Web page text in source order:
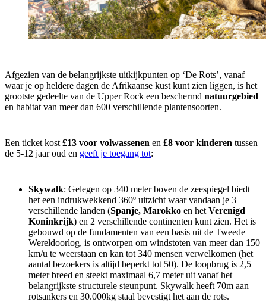
Afgezien van de belangrijkste uitkijkpunten op ‘De Rots’, vanaf
waar je op heldere dagen de Afrikaanse kust kunt zien liggen, is het
grootste gedeelte van de Upper Rock een beschermd natuurgebied
en habitat van meer dan 600 verschillende plantensoorten.
Een ticket kost £13 voor volwassenen en £8 voor kinderen tussen
de 5-12 jaar oud en geeft je toegang tot:
Skywalk: Gelegen op 340 meter boven de zeespiegel biedt
het een indrukwekkend 360º uitzicht waar vandaan je 3
verschillende landen (Spanje, Marokko en het Verenigd
Koninkrijk) en 2 verschillende continenten kunt zien. Het is
gebouwd op de fundamenten van een basis uit de Tweede
Wereldoorlog, is ontworpen om windstoten van meer dan 150
km/u te weerstaan en kan tot 340 mensen verwelkomen (het
aantal bezoekers is altijd beperkt tot 50). De loopbrug is 2,5
meter breed en steekt maximaal 6,7 meter uit vanaf het
belangrijkste structurele steunpunt. Skywalk heeft 70m aan
rotsankers en 30.000kg staal bevestigt het aan de rots.